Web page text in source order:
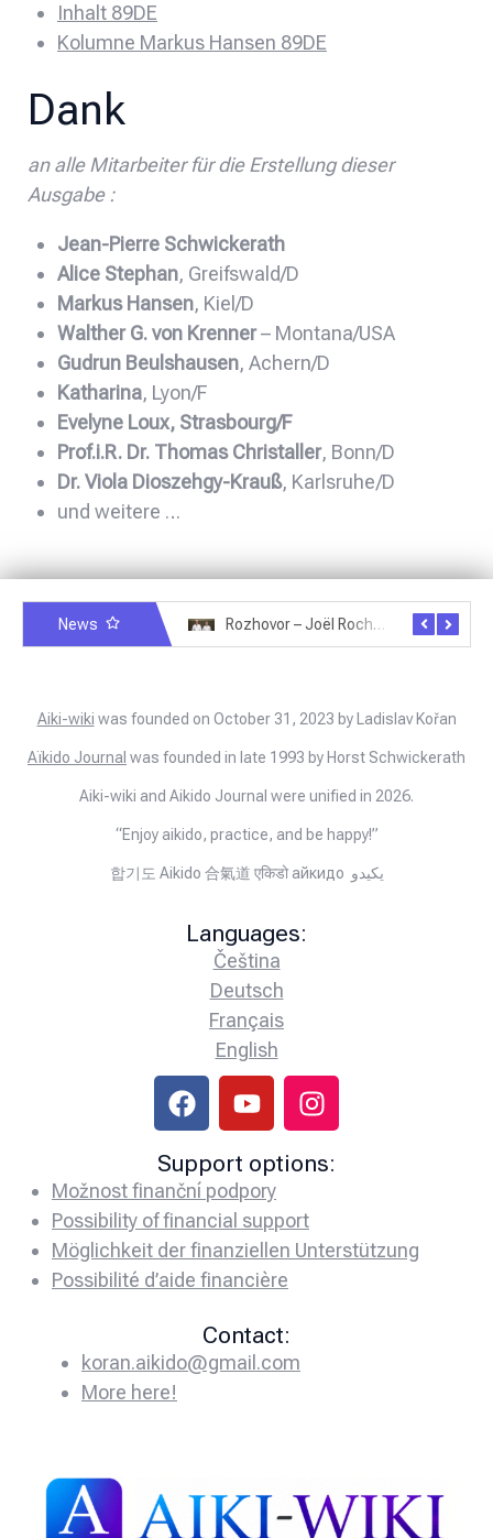
Inhalt 89DE
Kolumne Markus Hansen 89DE
Dank
an alle Mitarbeiter für die Erstellung dieser
Ausgabe :
Jean-Pierre Schwickerath
Alice Stephan, Greifswald/D
Markus Hansen, Kiel/D
Walther G. von Krenner– Montana/USA
Gudrun Beulshausen, Achern/D
Katharina, Lyon/F
Evelyne Loux, Strasbourg/F
Prof.i.R. Dr. Thomas Christaller, Bonn/D
Dr. Viola Dioszehgy-Krauß, Karlsruhe/D
und weitere …
News Rozhovor – Joël Roche – 12.4.2025 – Praha, Karlín
Aiki-wiki was founded on October 31, 2023 by Ladislav Kořan
Aïkido Journal was founded in late 1993 by Horst Schwickerath
Aiki-wiki and Aikido Journal were unified in 2026.
“Enjoy aikido, practice, and be happy!”
합기도 Aikido 合氣道 एकिडो айкидо يكيدو
Languages:
Čeština
Deutsch
Français
English
Support options:
Možnost finanční podpory
Possibility of financial support
Möglichkeit der finanziellen Unterstützung
Possibilité d’aide financière
Contact:
koran.aikido@gmail.com
More here!